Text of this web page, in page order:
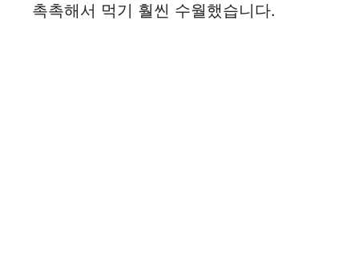
촉촉해서 먹기 훨씬 수월했습니다.